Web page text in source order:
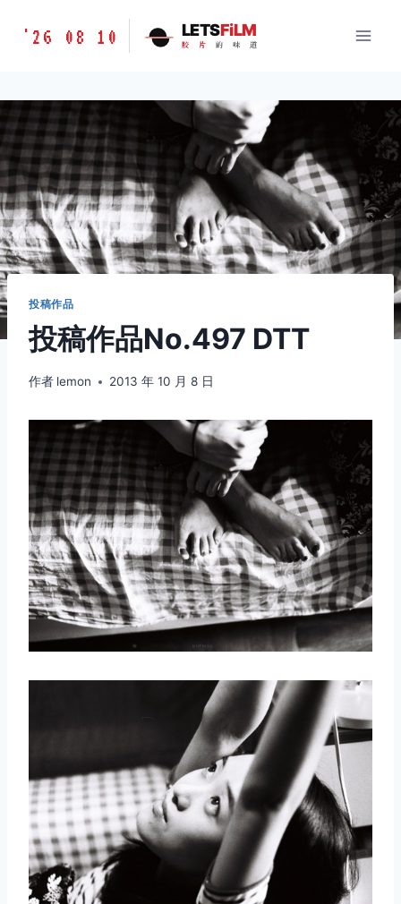
胶
味
道
LETSFILM
'26 08 10 LETSFiLM
胶 片 的 味 道
投稿作品
投稿作品No.497 DTT
作者 lemon 2013 年 10 月 8 日